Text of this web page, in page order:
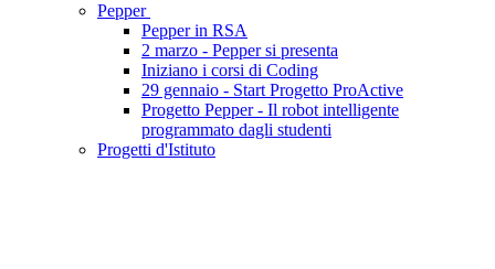
Pepper
Pepper in RSA
2 marzo - Pepper si presenta
Iniziano i corsi di Coding
29 gennaio - Start Progetto ProActive
Progetto Pepper - Il robot intelligente
programmato dagli studenti
Progetti d'Istituto